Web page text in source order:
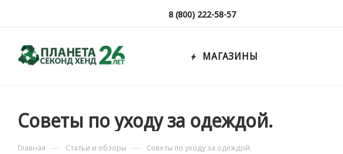
8 (800) 222-58-57
МАГАЗИНЫ
Советы по уходу за одеждой.
Главная — Статьи и обзоры — Советы по уходу за одеждой.